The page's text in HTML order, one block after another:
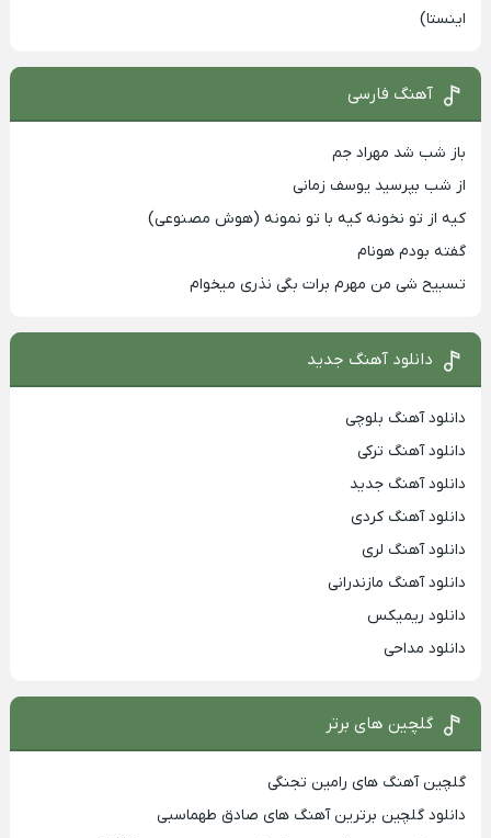
اینستا)
آهنگ فارسی
باز شب شد مهراد جم
از شب بپرسید یوسف زمانی
کیه از تو نخونه کیه با تو نمونه (هوش مصنوعی)
گفته بودم هونام
تسبیح شی من مهرم برات بگی نذری میخوام
دانلود آهنگ جدید
دانلود آهنگ بلوچی
دانلود آهنگ ترکی
دانلود آهنگ جدید
دانلود آهنگ کردی
دانلود آهنگ لری
دانلود آهنگ مازندرانی
دانلود ریمیکس
دانلود مداحی
گلچین های برتر
گلچین آهنگ های رامین تجنگی
دانلود گلچین برترین آهنگ های صادق طهماسبی